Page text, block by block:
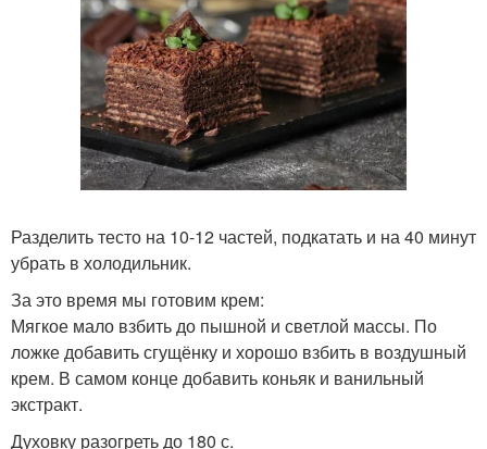
Разделить тесто на 10-12 частей, подкатать и на 40 минут
убрать в холодильник.
За это время мы готовим крем:
Мягкое мало взбить до пышной и светлой массы. По
ложке добавить сгущёнку и хорошо взбить в воздушный
крем. В самом конце добавить коньяк и ванильный
экстракт.
Духовку разогреть до 180 с.